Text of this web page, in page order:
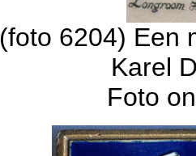
(foto 6204) Een
Karel
Foto